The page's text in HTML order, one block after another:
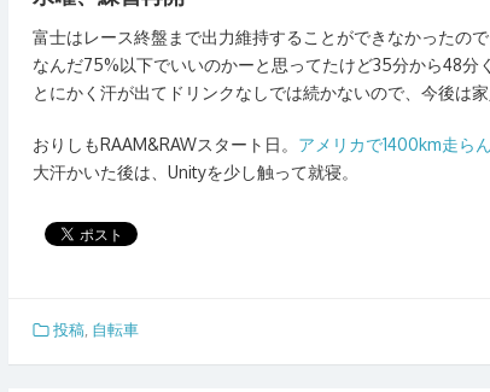
富士はレース終盤まで出力維持することができなかったの
なんだ75%以下でいいのかーと思ってたけど35分から48分
とにかく汗が出てドリンクなしでは続かないので、今後は
おりしもRAAM&RAWスタート日。 アメリカで1400km走ら
大汗かいた後は、Unityを少し触って就寝。
投稿, 自転車